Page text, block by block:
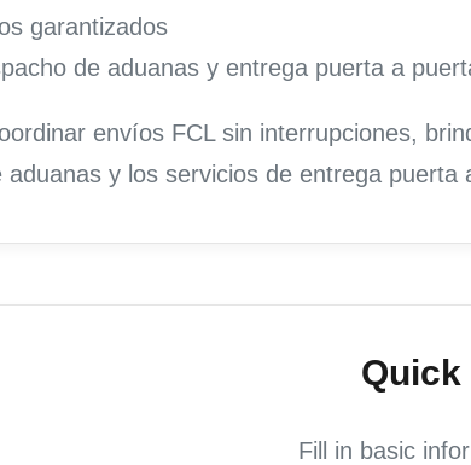
garantizados
de aduanas y entrega puerta a
envíos FCL sin interrupciones,
aduanas y los servicios de entrega
Fill in basic